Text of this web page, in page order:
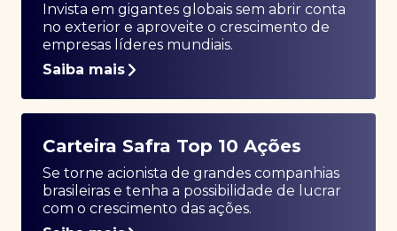
Invista em gigantes globais sem abrir conta
no exterior e aproveite o crescimento de
empresas líderes mundiais.
Saiba mais
Carteira Safra Top 10 Ações
Se torne acionista de grandes companhias
brasileiras e tenha a possibilidade de lucrar
com o crescimento das ações.